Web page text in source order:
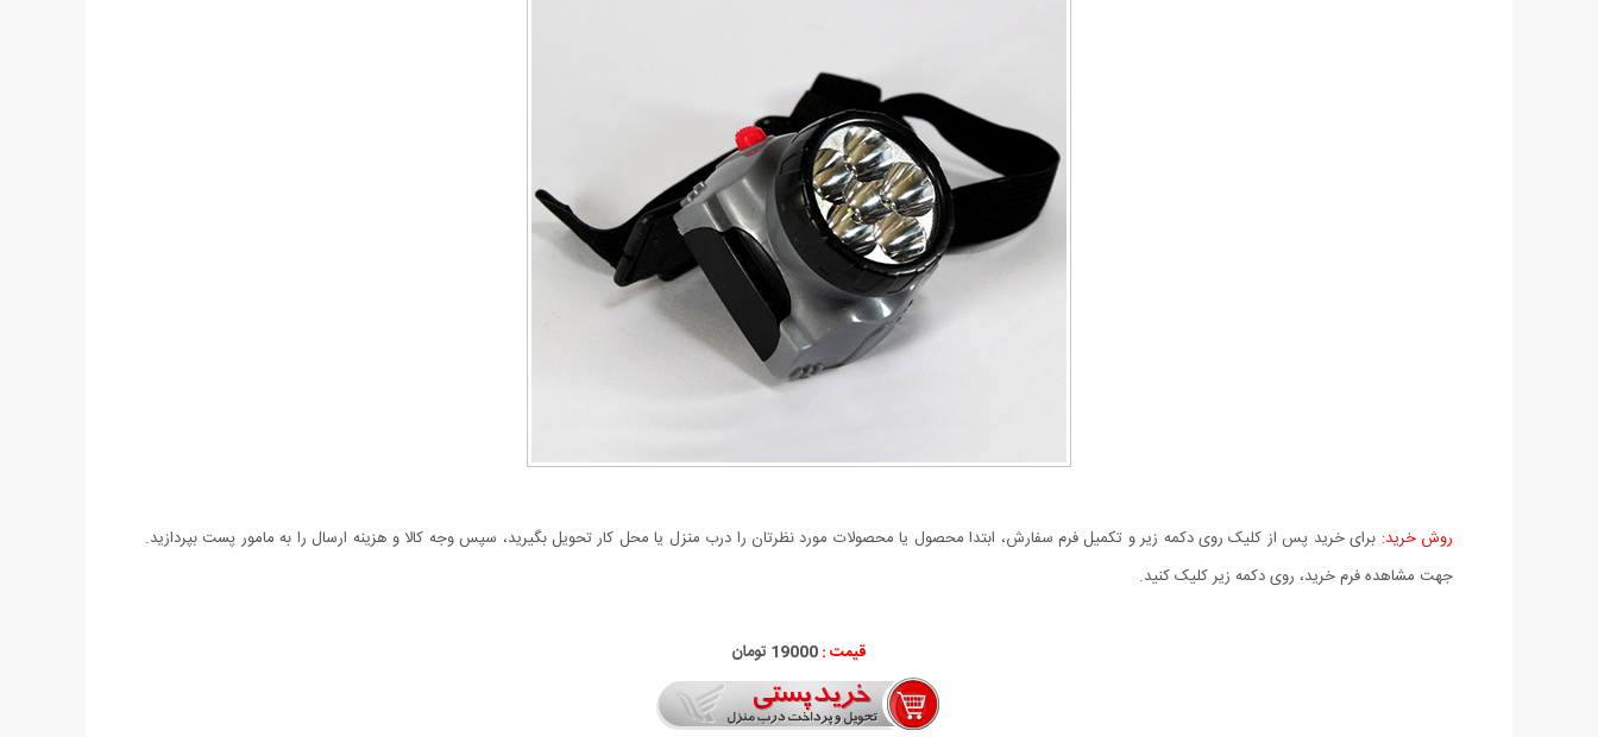
روش خرید: برای خرید پس از کلیک روی دکمه زیر و تکمیل فرم سفارش، ابتدا محصول یا محصولات مورد نظرتان را درب منزل یا محل کار تحویل بگیرید، سپس وجه کالا و هزینه ارسال را به مامور پست بپردازید.
جهت مشاهده فرم خرید، روی دکمه زیر کلیک کنید.
قیمت :19000 تومان